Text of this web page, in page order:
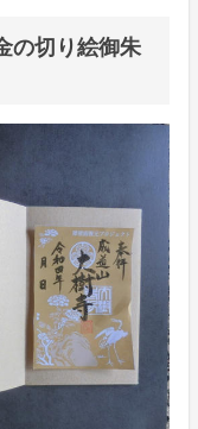
の切り絵御朱